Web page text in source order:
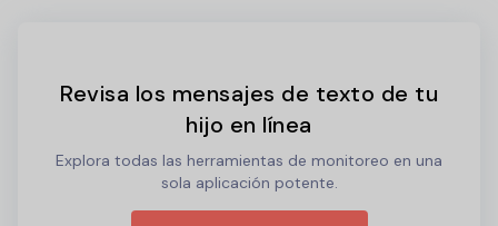
Revisa los mensajes de texto de tu
hijo en línea
Explora todas las herramientas de monitoreo en una
sola aplicación potente.